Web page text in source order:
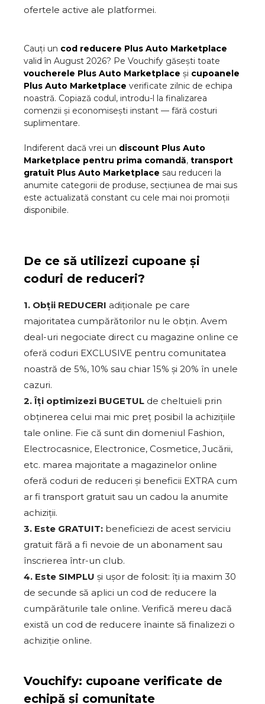
ofertele active ale platformei.
Cauți un cod reducere Plus Auto Marketplace
valid în August 2026? Pe Vouchify găsești toate
voucherele Plus Auto Marketplace și cupoanele
Plus Auto Marketplace verificate zilnic de echipa
noastră. Copiază codul, introdu-l la finalizarea
comenzii și economisești instant — fără costuri
suplimentare.
Indiferent dacă vrei un discount Plus Auto
Marketplace pentru prima comandă, transport
gratuit Plus Auto Marketplace sau reduceri la
anumite categorii de produse, secțiunea de mai sus
este actualizată constant cu cele mai noi promoții
disponibile.
De ce să utilizezi cupoane și
coduri de reduceri?
1. Obții REDUCERI adiționale pe care
majoritatea cumpărătorilor nu le obțin. Avem
deal-uri negociate direct cu magazine online ce
oferă coduri EXCLUSIVE pentru comunitatea
noastră de 5%, 10% sau chiar 15% și 20% în unele
cazuri.
2. Îți optimizezi BUGETUL de cheltuieli prin
obținerea celui mai mic preț posibil la achizițiile
tale online. Fie că sunt din domeniul Fashion,
Electrocasnice, Electronice, Cosmetice, Jucării,
etc. marea majoritate a magazinelor online
oferă coduri de reduceri și beneficii EXTRA cum
ar fi transport gratuit sau un cadou la anumite
achiziții.
3. Este GRATUIT: beneficiezi de acest serviciu
gratuit fără a fi nevoie de un abonament sau
înscrierea într-un club.
4. Este SIMPLU și ușor de folosit: îți ia maxim 30
de secunde să aplici un cod de reducere la
cumpărăturile tale online. Verifică mereu dacă
există un cod de reducere înainte să finalizezi o
achiziție online.
Vouchify: cupoane verificate de
echipă și comunitate